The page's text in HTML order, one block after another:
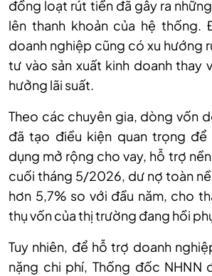
đồng loạt rút tiền đã gây ra
lên thanh khoản của hệ thống.
doanh nghiệp cũng có xu hướng
tư vào sản xuất kinh doanh thay
hưởng lãi suất.
Theo các chuyên gia, dòng vốn
đã tạo điều kiện quan trọng
dụng mở rộng cho vay, hỗ trợ
cuối tháng 5/2026, dư nợ toàn
hơn 5,7% so với đầu năm, cho
thụ vốn của thị trường đang hồi
Tuy nhiên, để hỗ trợ doanh
nặng chi phí, Thống đốc NHNN